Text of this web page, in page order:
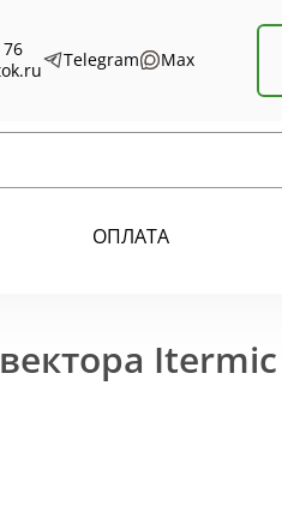
Telegram Max
ОПЛАТА
Itermic